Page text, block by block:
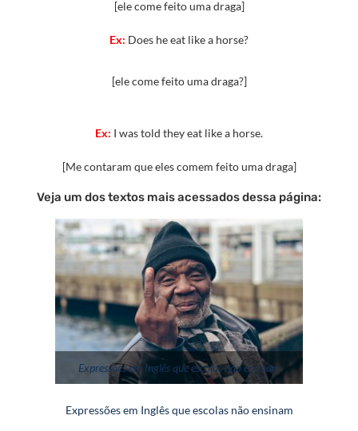
[ele come feito uma draga]
Ex: Does he eat like a horse?
[ele come feito uma draga?]
Ex: I was told they eat like a horse.
[Me contaram que eles comem feito uma draga]
Veja um dos textos mais acessados dessa página:
Expressões em Inglês que escolas não ensinam
Expressões em Inglês que escolas não ensinam